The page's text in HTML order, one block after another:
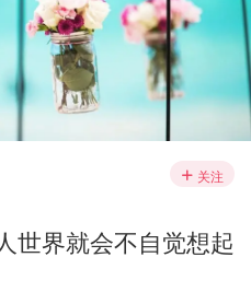
关注
世界就会不自觉想起